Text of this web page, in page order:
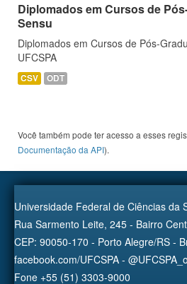
Diplomados em Cursos de
Sensu
Diplomados em Cursos de Pós-
UFCSPA
CSV ODT
Você também pode ter acesso a esses
Documentação da API).
Universidade Federal de Ciências da
Rua Sarmento Leite, 245 - Bairro
CEP: 90050-170 - Porto Alegre/RS -
facebook.com/UFCSPA -
Fone +55 (51) 3303-9000